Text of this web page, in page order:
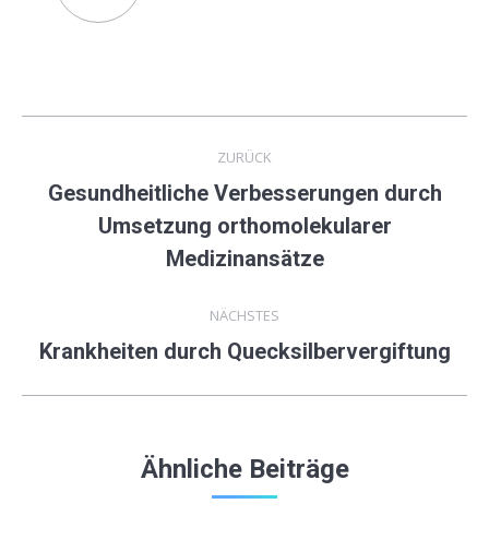
Kommentarnavigation
ZURÜCK
Vorheriger
Beitrag:
Gesundheitliche Verbesserungen durch
Umsetzung orthomolekularer
Medizinansätze
NÄCHSTES
Nächster
Krankheiten durch Quecksilbervergiftung
Ähnliche Beiträge